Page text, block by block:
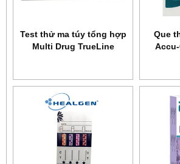
Test thử ma túy tổng hợp
Multi Drug TrueLine
Que